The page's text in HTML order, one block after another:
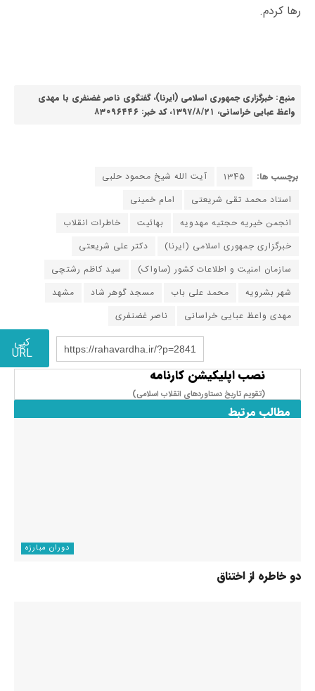
رها کردم.
منبع: خبرگزاری جمهوری اسلامی (ایرنا)، گفتگوی ناصر غضنفری با مهدی
واعظ عبایی خراسانی، ۱۳۹۷/۸/۲۱، کد خبر: ۸۳۰۹۶۴۴۶
برچسب ها: 1345
آیت الله شیخ محمود حلبی
استاد محمد تقی شریعتی
امام خمینی
انجمن خیریه حجتیه مهدویه
بهائیت
خاطرات انقلاب
خبرگزاری جمهوری اسلامی (ایرنا)
دکتر علی شریعتی
سازمان امنیت و اطلاعات کشور (ساواک)
سید کاظم رشتچی
شهر بشرویه
محمد علی باب مسجد گوهر شاد
مشهد
مهدی واعظ عبایی خراسانی
ناصر غضنفری
https://rahavardha.ir/?p=2841 کپی
URL
نصب اپلیکیشن کارنامه
(تقویم تاریخ دستاوردهای انقلاب اسلامی​)
مطالب مرتبط
دوران مبارزه
دو خاطره از اختناق